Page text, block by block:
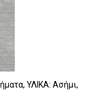
ΥΛΙΚΑ: Ασήμι,